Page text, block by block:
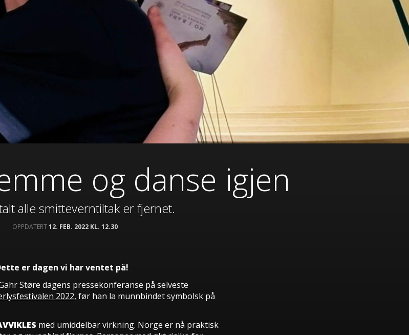
og danse igjen
alle smitteverntiltak er fjernet.
OPPDATERT12. FEB. 2022 KL. 12.30
er dagen vi har ventet på!
Støre dagens pressekonferanse på selveste
2022, før han la munnbindet symbolsk på
med umiddelbar virkning. Norge er nå praktisk